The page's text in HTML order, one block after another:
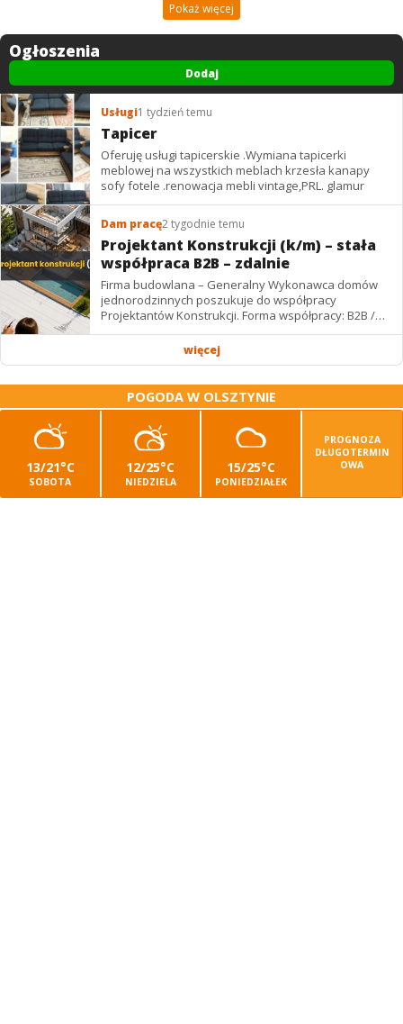
Pokaż więcej
Ogłoszenia
Dodaj
Usługi1 tydzień temu
Tapicer
Oferuję usługi tapicerskie .Wymiana tapicerki
meblowej na wszystkich meblach krzesła kanapy
sofy fotele .renowacja mebli vintage,PRL. glamur
Dam pracę2 tygodnie temu
Projektant Konstrukcji (k/m) – stała
współpraca B2B – zdalnie
Firma budowlana – Generalny Wykonawca domów
jednorodzinnych poszukuje do współpracy
Projektantów Konstrukcji. Forma współpracy: B2B /
podwykonawstwo – zdalnie. Wynagrodzenie: ✔
więcej
POGODA W OLSZTYNIE
13/21°C
SOBOTA
12/25°C
NIEDZIELA
15/25°C
PONIEDZIAŁEK
PROGNOZA
DŁUGOTERMIN
OWA